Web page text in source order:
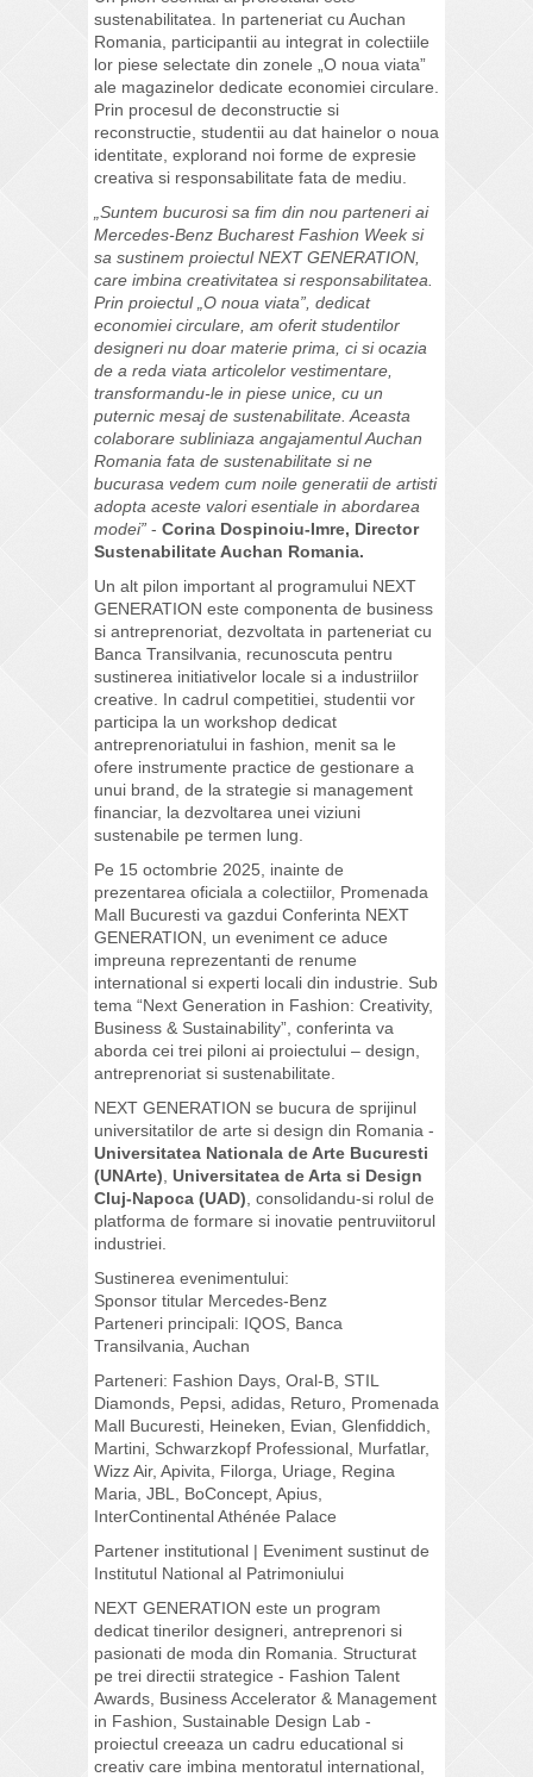
sustenabilitatea. In parteneriat cu Auchan
Romania, participantii au integrat in colectiile
lor piese selectate din zonele „O noua viata”
ale magazinelor dedicate economiei circulare.
Prin procesul de deconstructie si
reconstructie, studentii au dat hainelor o noua
identitate, explorand noi forme de expresie
creativa si responsabilitate fata de mediu.
„Suntem bucurosi sa fim din nou parteneri ai
Mercedes-Benz Bucharest Fashion Week si
sa sustinem proiectul NEXT GENERATION,
care imbina creativitatea si responsabilitatea.
Prin proiectul „O noua viata”, dedicat
economiei circulare, am oferit studentilor
designeri nu doar materie prima, ci si ocazia
de a reda viata articolelor vestimentare,
transformandu-le in piese unice, cu un
puternic mesaj de sustenabilitate. Aceasta
colaborare subliniaza angajamentul Auchan
Romania fata de sustenabilitate si ne
bucurasa vedem cum noile generatii de artisti
adopta aceste valori esentiale in abordarea
modei” - Corina Dospinoiu-Imre, Director
Sustenabilitate Auchan Romania.
Un alt pilon important al programului NEXT
GENERATION este componenta de business
si antreprenoriat, dezvoltata in parteneriat cu
Banca Transilvania, recunoscuta pentru
sustinerea initiativelor locale si a industriilor
creative. In cadrul competitiei, studentii vor
participa la un workshop dedicat
antreprenoriatului in fashion, menit sa le
ofere instrumente practice de gestionare a
unui brand, de la strategie si management
financiar, la dezvoltarea unei viziuni
sustenabile pe termen lung.
Pe 15 octombrie 2025, inainte de
prezentarea oficiala a colectiilor, Promenada
Mall Bucuresti va gazdui Conferinta NEXT
GENERATION, un eveniment ce aduce
impreuna reprezentanti de renume
international si experti locali din industrie. Sub
tema “Next Generation in Fashion: Creativity,
Business & Sustainability”, conferinta va
aborda cei trei piloni ai proiectului – design,
antreprenoriat si sustenabilitate.
NEXT GENERATION se bucura de sprijinul
universitatilor de arte si design din Romania -
Universitatea Nationala de Arte Bucuresti
(UNArte) Universitatea de Arta si Design
Cluj-Napoca (UAD) , consolidandu-si rolul de
platforma de formare si inovatie pentruviitorul
industriei.
Sustinerea evenimentului:
Sponsor titular Mercedes-Benz
Parteneri principali: IQOS, Banca
Transilvania, Auchan
Parteneri: Fashion Days, Oral-B, STIL
Diamonds, Pepsi, adidas, Returo, Promenada
Mall Bucuresti, Heineken, Evian, Glenfiddich,
Martini, Schwarzkopf Professional, Murfatlar,
Wizz Air, Apivita, Filorga, Uriage, Regina
Maria, JBL, BoConcept, Apius,
InterContinental Athénée Palace
Partener institutional | Eveniment sustinut de
Institutul National al Patrimoniului
NEXT GENERATION este un program
dedicat tinerilor designeri, antreprenori si
pasionati de moda din Romania. Structurat
pe trei directii strategice - Fashion Talent
Awards, Business Accelerator & Management
in Fashion, Sustainable Design Lab -
proiectul creeaza un cadru educational si
creativ care imbina mentoratul international,